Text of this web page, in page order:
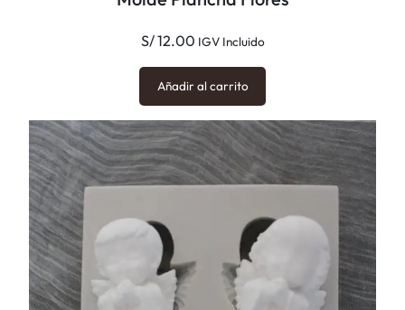
S/12.00 IGV Incluido
Añadir al carrito